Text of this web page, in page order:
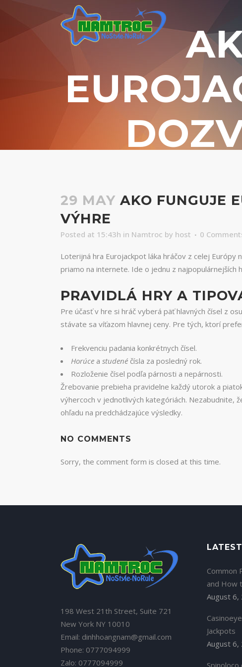
29 MAY AKO FUNGUJE
VÝHRE
Posted at 15:43h in Namtroc by host 0
Loterijná hra Eurojackpot láka hráčov z celej
priamo na internete. Ide o jednu z
PRAVIDLÁ HRY A
Pre účasť v hre si hráč vyberá päť hlavných čísel z
stávate sa víťazom hlavnej ceny. Pre tých, ktorí
Frekvenciu padania konkrétnych čísel.
Horúce a studené čísla za posledný rok.
Rozloženie čísel podľa párnosti a nepárnosti.
Žrebovanie prebieha pravidelne každý utorok a
výhercoch v jednotlivých kategóriách. Nezabudnite,
ohľadu na predchádzajúce výsledky.
NO COMMENTS
Sorry, the comment form is closed at this time.
198 West 21th Street, Suite 721
New York NY 10010
Email: dinhhoangnam@gmail.com
Phone: 0777094999
Zalo: 0777094999
Common
and How
August 6,
Jackpots
August 6,
Spinoloco